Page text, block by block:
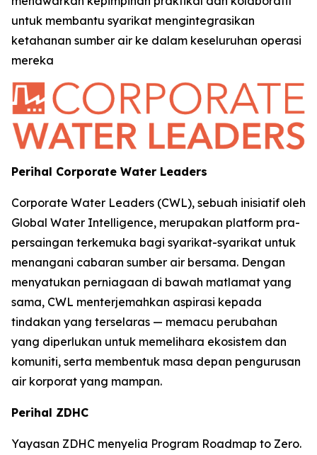
untuk membantu syarikat mengintegrasikan
ketahanan sumber air ke dalam keseluruhan operasi
mereka
Perihal Corporate Water Leaders
Corporate Water Leaders (CWL), sebuah inisiatif oleh
Global Water Intelligence, merupakan platform pra-
persaingan terkemuka bagi syarikat-syarikat untuk
menangani cabaran sumber air bersama. Dengan
menyatukan perniagaan di bawah matlamat yang
sama, CWL menterjemahkan aspirasi kepada
tindakan yang terselaras — memacu perubahan
yang diperlukan untuk memelihara ekosistem dan
komuniti, serta membentuk masa depan pengurusan
air korporat yang mampan.
Perihal ZDHC
Yayasan ZDHC menyelia Program Roadmap to Zero.